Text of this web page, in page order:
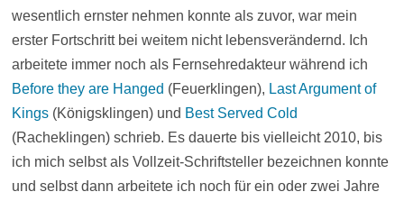
wesentlich ernster nehmen konnte als zuvor, war mein
erster Fortschritt bei weitem nicht lebensverändernd. Ich
arbeitete immer noch als Fernsehredakteur während ich
Before they are Hanged (Feuerklingen), Last Argument of
Kings(Königsklingen) und Best Served Cold
(Racheklingen) schrieb. Es dauerte bis vielleicht 2010, bis
ich mich selbst als Vollzeit-Schriftsteller bezeichnen konnte
und selbst dann arbeitete ich noch für ein oder zwei Jahre